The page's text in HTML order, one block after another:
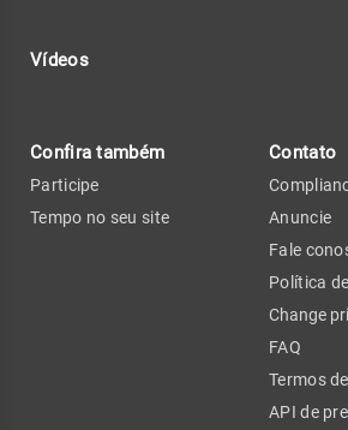
Vídeos
Confira também
Participe
Tempo no seu site
Contato
Anuncie
Fale
Política
Change
FAQ
Termos
API de